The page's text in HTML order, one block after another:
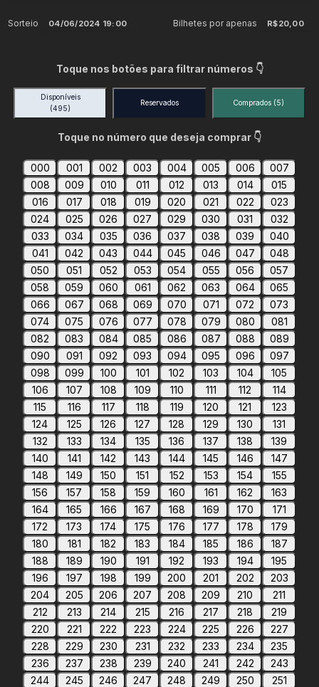
Sorteio 04/06/2024 19:00 Bilhetes por apenas R$20,00
Toque nos botões para filtrar números 👇
Disponíveis
(495)
Reservados Comprados (5)
Toque no número que deseja comprar 👇
000 001 002 003 004 005 006
007
008
009 010 011 012 013 014
015
016
017 018 019 020 021 022
023
024
025 026 027 029 030 031
032
033
034 035 036 037 038 039
040
041
042 043 044 045 046 047
048
050
051 052 053 054 055 056
057
058
059 060 061 062 063 064
065
066
067 068 069 070 071 072
073
074
075 076 077 078 079 080
081
082
083 084 085 086 087 088
089
090
091 092 093 094 095 096
097
098
099 100 101 102 103 104
105
106
107 108 109 110 111 112
114
115
116 117 118 119 120 121
123
124
125 126 127 128 129 130
131
132
133 134 135 136 137 138
139
140
141 142 143 144 145 146
147
148
149 150 151 152 153 154
155
156
157 158 159 160 161 162
163
164
165 166 167 168 169 170
171
172
173 174 175 176 177 178
179
180
181 182 183 184 185 186
187
188
189 190 191 192 193 194
195
196
197 198 199 200 201 202
203
204
205 206 207 208 209 210
211
212
213 214 215 216 217 218
219
220
221 222 223 224 225 226
227
228
229 230 231 232 233 234
235
236
237 238 239 240 241 242
243
244
245 246 247 248 249 250
251